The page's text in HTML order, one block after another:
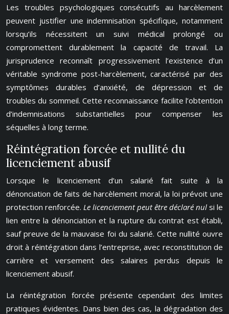
Les troubles psychologiques consécutifs au harcèlement
peuvent justifier une indemnisation spécifique, notamment
lorsqu’ils nécessitent un suivi médical prolongé ou
compromettent durablement la capacité de travail. La
jurisprudence reconnaît progressivement l’existence d’un
véritable syndrome post-harcèlement, caractérisé par des
symptômes durables d’anxiété, de dépression et de
troubles du sommeil. Cette reconnaissance facilite l’obtention
d’indemnisations substantielles pour compenser les
séquelles à long terme.
Réintégration forcée et nullité du
licenciement abusif
Lorsque le licenciement d’un salarié fait suite à la
dénonciation de faits de harcèlement moral, la loi prévoit une
protection renforcée. Le licenciement peut être déclaré nul si le
lien entre la dénonciation et la rupture du contrat est établi,
sauf preuve de la mauvaise foi du salarié. Cette nullité ouvre
droit à réintégration dans l’entreprise, avec reconstitution de
carrière et versement des salaires perdus depuis le
licenciement abusif.
La réintégration forcée présente cependant des limites
pratiques évidentes. Dans bien des cas, la dégradation des